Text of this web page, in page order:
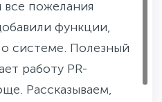
пожелания
функции,
системе. Полезный
работу PR-
Рассказываем,